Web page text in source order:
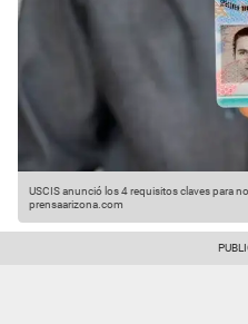
USCIS anunció los 4 requisitos claves para
prensaarizona.com